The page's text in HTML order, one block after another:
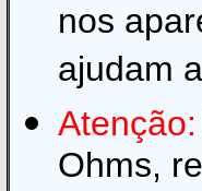
nos
ajudam
Atenção:
Ohms,